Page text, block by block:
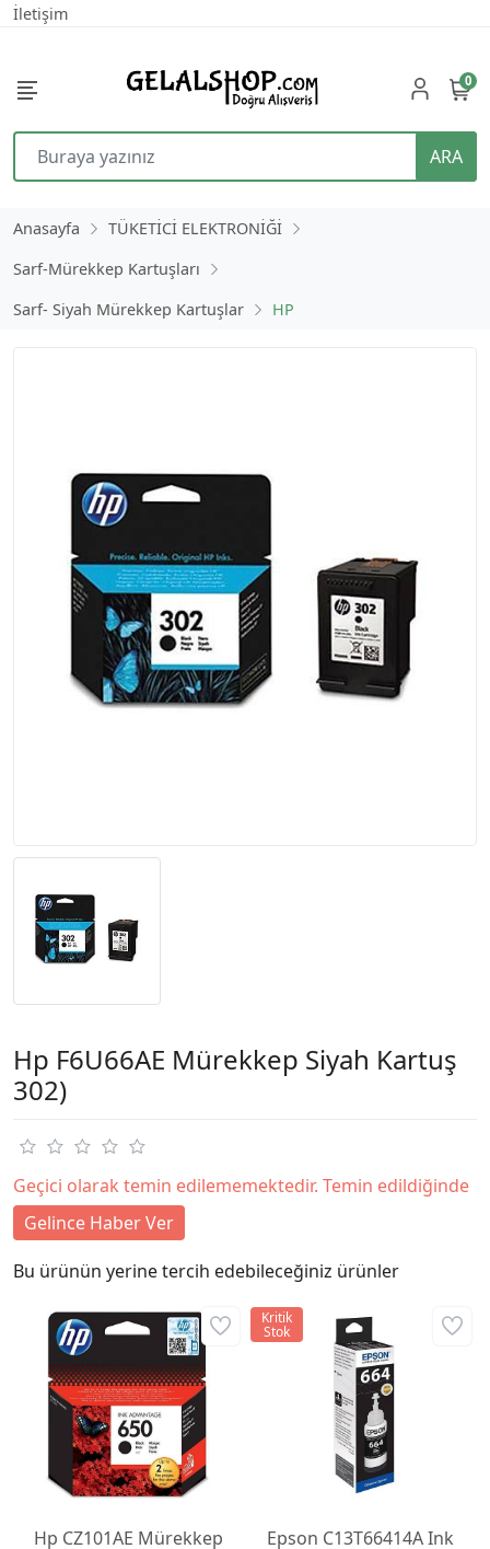
İletişim
ARA
0
Anasayfa
TÜKETİCİ ELEKTRONİĞİ
Sarf-Mürekkep Kartuşları
Sarf- Siyah Mürekkep Kartuşlar
HP
Hp F6U66AE Mürekkep Siyah Kartuş
302)
Geçici olarak temin edilememektedir. Temin edildiğinde
Gelince Haber Ver
Bu ürünün yerine tercih edebileceğiniz ürünler
Hp CZ101AE Mürekkep
Epson C13T66414A Ink
Kritik
Stok